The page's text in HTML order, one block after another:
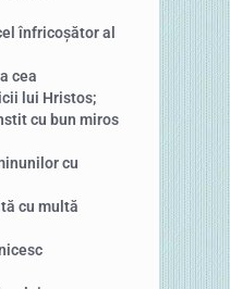
înfricoșător al
cea
lui Hristos;
cu bun miros
cu
cu multă